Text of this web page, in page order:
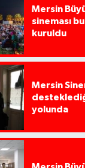
Mersin
sineması
kuruldu
Mersin
yolunda